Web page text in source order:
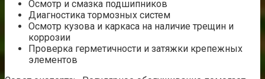
Осмотр и смазка подшипников
Диагностика тормозных систем
Осмотр кузова и каркаса на наличие трещин и
коррозии
Проверка герметичности и затяжки крепежных
элементов